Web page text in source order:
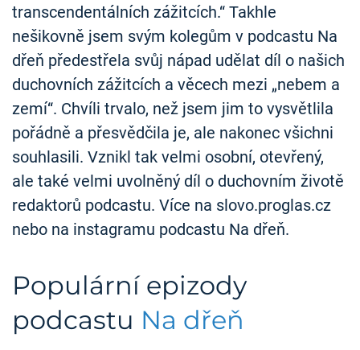
transcendentálních zážitcích.“ Takhle
nešikovně jsem svým kolegům v podcastu Na
dřeň předestřela svůj nápad udělat díl o našich
duchovních zážitcích a věcech mezi „nebem a
zemí“. Chvíli trvalo, než jsem jim to vysvětlila
pořádně a přesvědčila je, ale nakonec všichni
souhlasili. Vznikl tak velmi osobní, otevřený,
ale také velmi uvolněný díl o duchovním životě
redaktorů podcastu. Více na slovo.proglas.cz
nebo na instagramu podcastu Na dřeň.
Populární epizody
podcastu Na dřeň